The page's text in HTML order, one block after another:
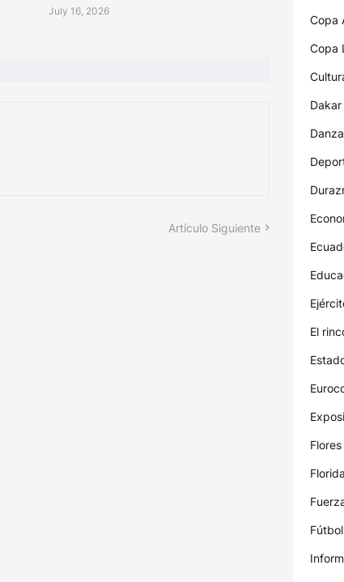
July 16, 2026
Artículo Siguiente
Copa
Copa
Dakar
Danza
El
Flores
Florida
Fútbol